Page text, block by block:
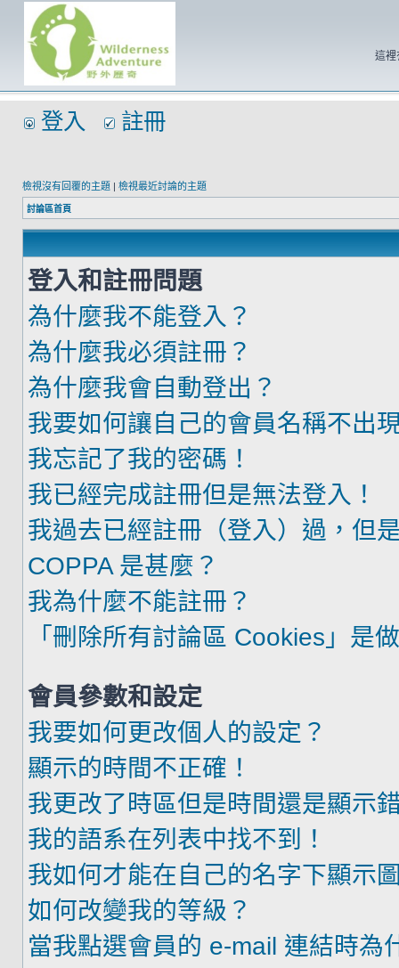
這裡
登入 註冊
檢視沒有回覆的主題 | 檢視最近討論的主題
討論區首頁
登入和註冊問題
為什麼我不能登入？
為什麼我必須註冊？
為什麼我會自動登出？
我要如何讓自己的會員名稱不出
我忘記了我的密碼！
我已經完成註冊但是無法登入！
我過去已經註冊（登入）過，但
COPPA 是甚麼？
我為什麼不能註冊？
「刪除所有討論區 Cookies」是
會員參數和設定
我要如何更改個人的設定？
顯示的時間不正確！
我更改了時區但是時間還是顯示
我的語系在列表中找不到！
我如何才能在自己的名字下顯示
如何改變我的等級？
當我點選會員的 e-mail 連結時為